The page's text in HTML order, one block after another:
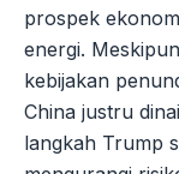
prospek
energi.
kebijakan
China justru
langkah Trump